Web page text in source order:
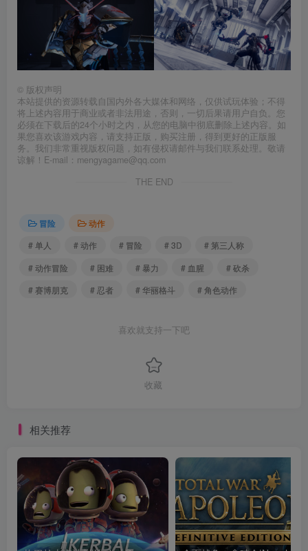
© 版权声明
本站提供的资源转载自国内外各大媒体和网络，仅供试玩体验；不得
将上述内容用于商业或者非法用途，否则，一切后果请用户自负。您
必须在下载后的24个小时之内，从您的电脑中彻底删除上述内容。如
果您喜欢该游戏内容，请支持正版，购买注册，得到更好的正版服
务。我们非常重视版权问题，如有侵权请邮件与我们联系处理。敬请
谅解！E-mail：mengyagame@qq.com
THE END
冒险
动作
# 单人
# 动作 # 冒险 # 3D
# 第三人称
# 动作冒险
# 困难 # 暴力 # 血腥
# 砍杀
# 赛博朋克
# 忍者 # 华丽格斗 # 角色动作
喜欢就支持一下吧
收藏
相关推荐